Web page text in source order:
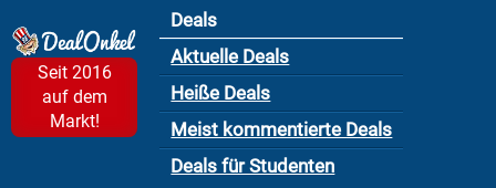
Seit 2016
auf dem
Markt!
Deals
Aktuelle Deals
Heiße Deals
Meist kommentierte Deals
Deals für Studenten